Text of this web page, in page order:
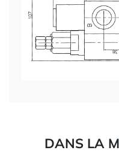
DANS LA